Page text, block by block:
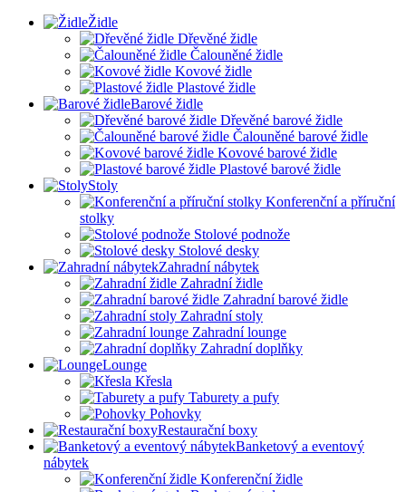
Židle
Dřevěné židle
Čalouněné židle
Kovové židle
Plastové židle
Barové židle
Dřevěné barové židle
Čalouněné barové židle
Kovové barové židle
Plastové barové židle
Stoly
Konferenční a příruční
stolky
Stolové podnože
Stolové desky
Zahradní nábytek
Zahradní židle
Zahradní barové židle
Zahradní stoly
Zahradní lounge
Zahradní doplňky
Lounge
Křesla
Taburety a pufy
Pohovky
Restaurační boxy
Banketový a eventový
nábytek
Konferenční židle